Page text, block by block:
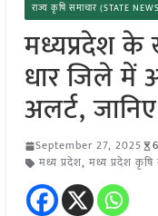
राज्य कृषि समाचार (STATE
मध्यप्रदेश के
धार जिले में
अलर्ट,
September 27, 2025
मध्य प्रदेश, मध्य प्रदेश कृषि